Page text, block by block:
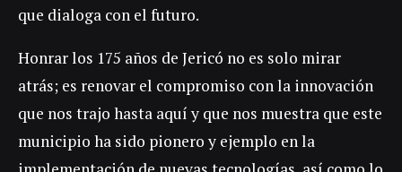
que dialoga con el futuro.
Honrar los 175 años de Jericó no es solo mirar
atrás; es renovar el compromiso con la innovación
que nos trajo hasta aquí y que nos muestra que este
municipio ha sido pionero y ejemplo en la